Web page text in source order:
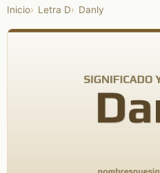
Inicio Letra D Danly